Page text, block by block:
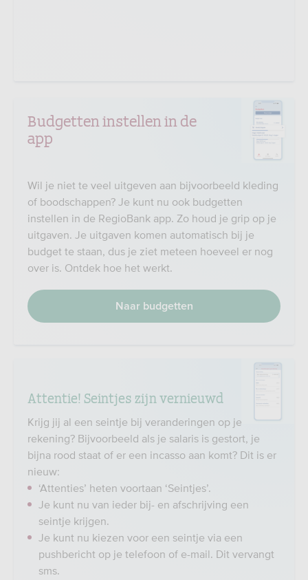
Budgetten instellen in de
app
Wil je niet te veel uitgeven aan bijvoorbeeld kleding
of boodschappen? Je kunt nu ook budgetten
instellen in de RegioBank app. Zo houd je grip op je
uitgaven. Je uitgaven komen automatisch bij je
budget te staan, dus je ziet meteen hoeveel er nog
over is. Ontdek hoe het werkt.
Naar budgetten
Attentie! Seintjes zijn vernieuwd
Krijg jij al een seintje bij veranderingen op je
rekening? Bijvoorbeeld als je salaris is gestort, je
bijna rood staat of er een incasso aan komt? Dit is er
nieuw:
‘Attenties’ heten voortaan ‘Seintjes’.
Je kunt nu van ieder bij- en afschrijving een
seintje krijgen.
Je kunt nu kiezen voor een seintje via een
pushbericht op je telefoon of e-mail. Dit vervangt
sms.